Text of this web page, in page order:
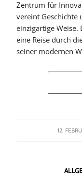
Zentrum für
vereint
einzigartige
eine Reise durch
seiner modernen
12. /